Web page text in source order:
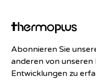
Abonnieren Sie
anderen von
Entwicklungen zu